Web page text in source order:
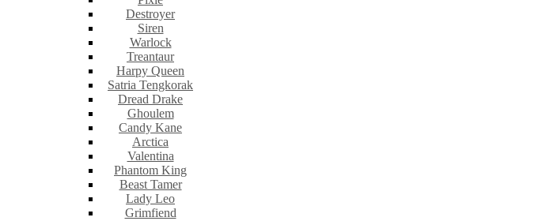
Destroyer
Siren
Warlock
Treantaur
Harpy Queen
Satria Tengkorak
Dread Drake
Ghoulem
Candy Kane
Arctica
Valentina
Phantom King
Beast Tamer
Lady Leo
Grimfiend